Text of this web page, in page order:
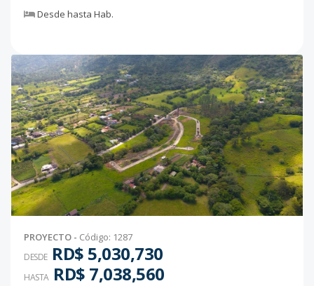
Desde hasta Hab.
PROYECTO - Código: 1287
DESDE RD$ 5,030,730
HASTA RD$ 7,038,560